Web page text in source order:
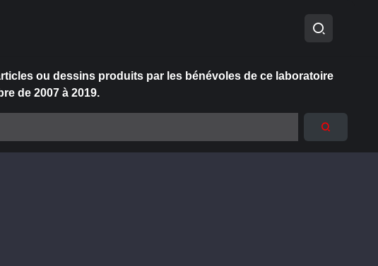
ou dessins produits par les bénévoles de ce laboratoire
de 2007 à 2019.